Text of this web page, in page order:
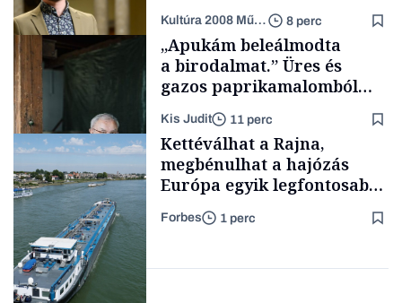
Magyar cégek
Támogatói tartalom
Kultúra 2008 Művészeti Nonprofit Kft. 8 perc
Családi
vállalkozások
„Apukám beleálmodta
a birodalmat.” Üres és
gazos paprikamalomból
lett az igazi családi
fűszersztori
Kis Judit 11 perc
Kettéválhat a Rajna,
megbénulhat a hajózás
Európa egyik legfontosabb
vízi útján
Forbes 1 perc